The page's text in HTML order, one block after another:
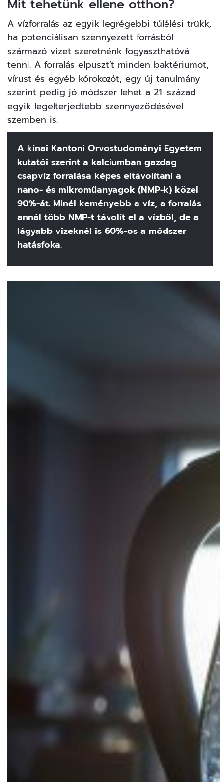
Mit tehetünk ellene otthon?
A vízforralás az egyik legrégebbi túlélési trükk,
ha potenciálisan szennyezett forrásból
származó vizet szeretnénk fogyaszthatóvá
tenni. A forralás elpusztít minden baktériumot,
vírust és egyéb kórokozót, egy új tanulmány
szerint pedig jó módszer lehet a 21. század
egyik legelterjedtebb szennyeződésével
szemben is.
A kínai Kantoni Orvostudományi Egyetem
kutatói szerint a kalciumban gazdag
csapvíz forralása képes eltávolítani a
nano- és mikroműanyagok (NMP-k) közel
90%-át. Minél keményebb a víz, a forralás
annál több NMP-t távolít el a vízből, de a
lágyabb vizeknél is 60%-os a módszer
hatásfoka.